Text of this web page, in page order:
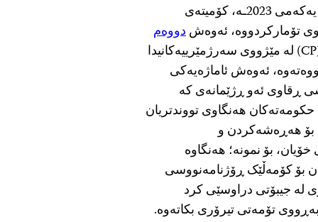
بە گشتی و تاوەکو ڕۆژی سەرژمێرییەکە کە 1ـی کانوونی یەکەمی 2023ـە، کۆمیتەی
دووەم
ئامارە کە کۆمیتەی پاراستنی ڕۆژنامەنووسان (CPJ) لە مێژووی سەرژمێرییەکانیدا
بڵاویکردووەتەوە، ئەوەش ئاماژەیەکی
ڕقاوی ئەو ڕژێمانەی کە
هەنگاوی تووندتریان
بۆ هەڕەشەکردن و
بۆ نمونە؛ هەنگاوە
بۆ کۆمەڵێک ڕۆژنامەنووسی
لە جیبۆتی دراوسێی کرد
تۆمەتی تیرۆری بکاتەوە.